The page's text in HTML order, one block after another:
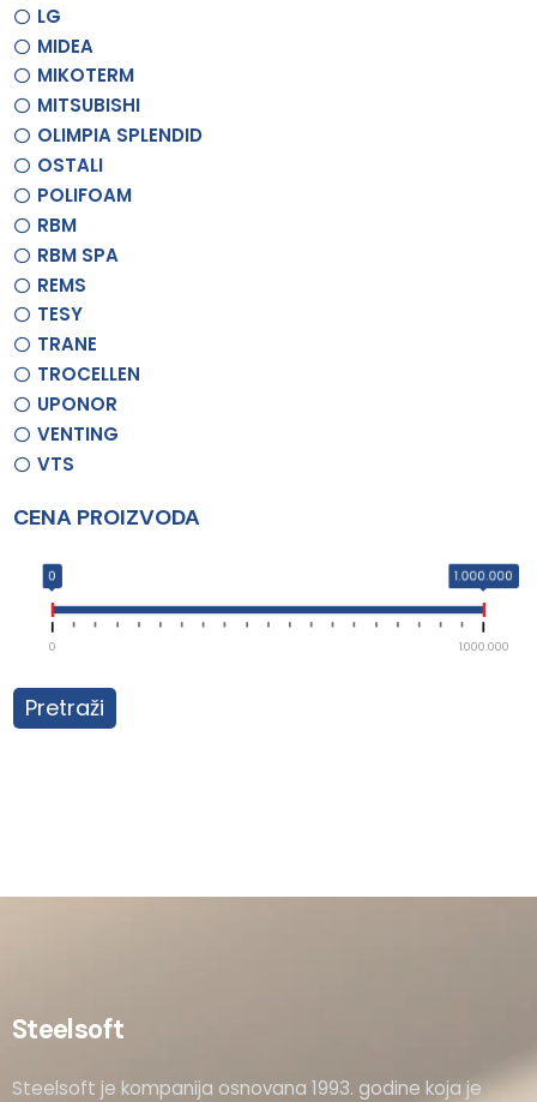
LG
MIDEA
MIKOTERM
MITSUBISHI
OLIMPIA SPLENDID
OSTALI
POLIFOAM
RBM
RBM SPA
REMS
TESY
TRANE
TROCELLEN
UPONOR
VENTING
VTS
CENA PROIZVODA
0 1.000.000
0 1.000.000
Pretraži
Steelsoft
Steelsoft je kompanija osnovana 1993. godine koja je